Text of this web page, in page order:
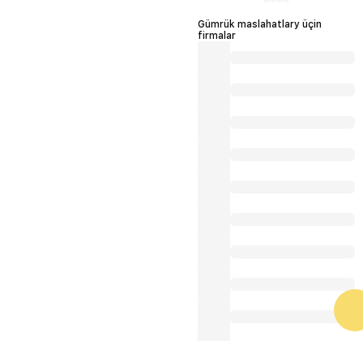
Gümrük maslahatlary üçin
firmalar